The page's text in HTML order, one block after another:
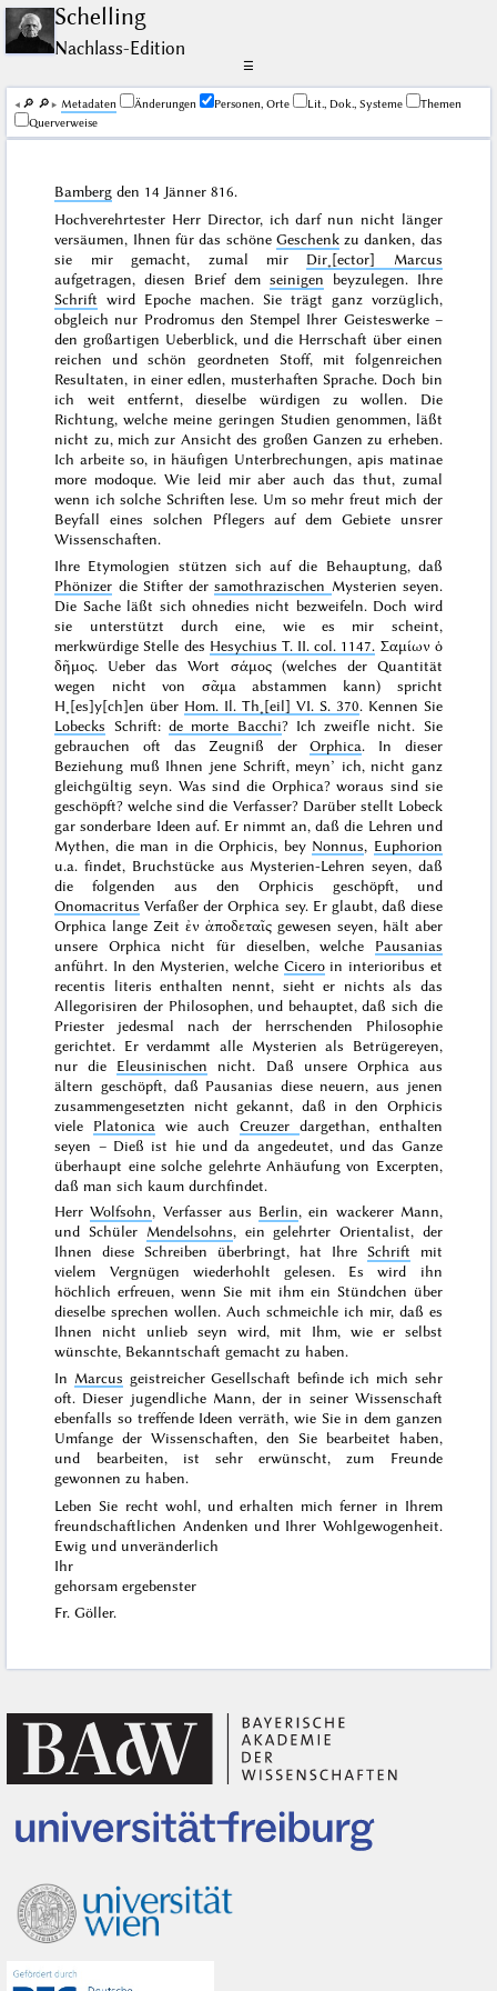
Schelling
Nachlass-Edition
☰
🔎︎ 🔎︎ Me­ta­da­ten Änderungen Personen, Orte Lit., Dok., Systeme
Themen
Querverweise
Bamberg den 14 Jänner 816.
Hochverehrtester Herr Director, ich darf nun nicht länger
versäumen, Ihnen für das schöne Geschenkzu danken, das
sie mir gemacht, zumal mir Dir˖[ector] Marcus
aufgetragen, diesen Brief dem seinigen beyzulegen. Ihre
Schrift wird Epoche machen. Sie trägt ganz vorzüglich,
obgleich nur Prodromus den Stempel Ihrer Geisteswerke –
den großartigen Ueberblick, und die Herrschaft über einen
reichen und schön geordneten Stoff, mit folgenreichen
Resultaten, in einer edlen, musterhaften Sprache. Doch bin
ich weit entfernt, dieselbe würdigen zu wollen. Die
Richtung, welche meine geringen Studien genommen, läßt
nicht zu, mich zur Ansicht des großen Ganzen zu erheben.
Ich arbeite so, in häufigen Unterbrechungen, apis matinae
more modoque. Wie leid mir aber auch das thut, zumal
wenn ich solche Schriften lese. Um so mehr freut mich der
Beyfall eines solchen Pflegers auf dem Gebiete unsrer
Wissenschaften.
Ihre Etymologien stützen sich auf die Behauptung, daß
Phönizer die Stifter dersamothrazischen Mysterien seyen.
Die Sache läßt sich ohnedies nicht bezweifeln. Doch wird
sie unterstützt durch eine, wie es mir scheint,
merkwürdige Stelle des Hesychius T. II. col. 1147. Σαμίων ὁ
δῆμος. Ueber das Wort σάμος(welches der Quantität
wegen nicht von σᾶμa abstammen kann) spricht
H˖[es]y[ch]en über Hom. Il. Th˖[eil] VI. S. 370. Kennen Sie
Lobecks Schrift: de morte Bacchi? Ich zweifle nicht. Sie
gebrauchen oft das Zeugniß derOrphica. In dieser
Beziehung muß Ihnen jene Schrift, meyn’ ich, nicht ganz
gleichgültig seyn. Was sind die Orphica? woraus sind sie
geschöpft? welche sind die Verfasser? Darüber stellt Lobeck
gar sonderbare Ideen auf. Er nimmt an, daß die Lehren und
Mythen, die man in die Orphicis, bey Nonnus, Euphorion
u.a. findet, Bruchstücke aus Mysterien-Lehren seyen, daß
die folgenden aus den Orphicis geschöpft, und
Onomacritus Verfaßer der Orphica sey. Er glaubt, daß diese
Orphica lange Zeitἐν ἀποδεταῖς gewesen seyen, hält aber
unsere Orphica nicht für dieselben, welche Pausanias
anführt. In den Mysterien, welche Cicero in interioribus et
recentis literis enthalten nennt, sieht er nichts als das
Allegorisiren der Philosophen, und behauptet, daß sich die
Priester jedesmal nach der herrschenden Philosophie
gerichtet. Er verdammt alle Mysterien als Betrügereyen,
nur die Eleusinischen nicht. Daß unsere Orphica aus
ältern geschöpft, daß Pausanias diese neuern, aus jenen
zusammengesetzten nicht gekannt, daß in den Orphicis
viele Platonica wie auch Creuzer dargethan, enthalten
seyen – Dieß ist hie und da angedeutet, und das Ganze
überhaupt eine solche gelehrte Anhäufung von Excerpten,
daß man sich kaum durchfindet.
HerrWolfsohn, Verfasser aus Berlin, ein wackerer Mann,
und Schüler Mendelsohns, ein gelehrter Orientalist, der
Ihnen diese Schreiben überbringt, hat Ihre Schrift mit
vielem Vergnügen wiederhohlt gelesen. Es wird ihn
höchlich erfreuen, wenn Sie mit ihm ein Stündchen über
dieselbe sprechen wollen. Auch schmeichle ich mir, daß es
Ihnen nicht unlieb seyn wird, mit Ihm, wie er selbst
wünschte, Bekanntschaft gemacht zu haben.
In Marcus geistreicher Gesellschaft befinde ich mich sehr
oft. Dieser jugendliche Mann, der in seiner Wissenschaft
ebenfalls so treffende Ideen verräth, wie Sie in dem ganzen
Umfange der Wissenschaften, den Sie bearbeitet haben,
und bearbeiten, ist sehr erwünscht, zum Freunde
gewonnen zu haben.
Leben Sie recht wohl, und erhalten mich ferner in Ihrem
freundschaftlichen Andenken und Ihrer Wohlgewogenheit.
Ewig und unveränderlich
Ihr
gehorsam ergebenster
Fr. Göller.